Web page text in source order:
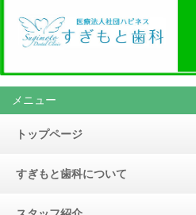
メニュー
トップページ
すぎもと歯科について